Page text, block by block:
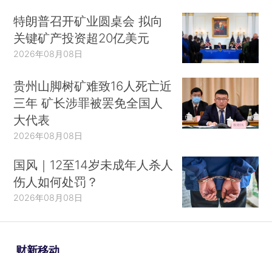
特朗普召开矿业圆桌会 拟向
关键矿产投资超20亿美元
2026年08月08日
贵州山脚树矿难致16人死亡近
三年 矿长涉罪被罢免全国人
大代表
2026年08月08日
国风｜12至14岁未成年人杀人
伤人如何处罚？
2026年08月08日